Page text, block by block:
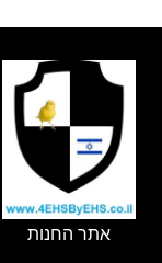
אתר החנות